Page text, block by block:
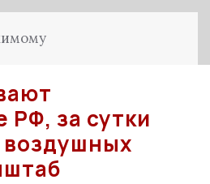
РФ, за сутки
воздушных